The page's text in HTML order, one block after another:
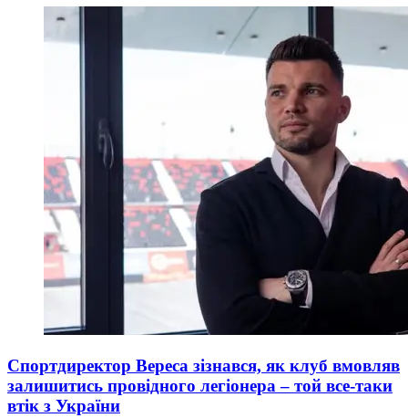
Спортдиректор Вереса зізнався, як клуб вмовляв
залишитись провідного легіонера – той все-таки
втік з України